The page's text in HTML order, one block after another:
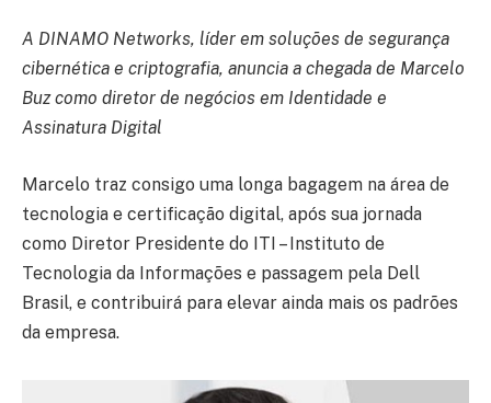
A DINAMO Networks, líder em soluções de segurança
cibernética e criptografia, anuncia a chegada de Marcelo
Buz como diretor de negócios em Identidade e
Assinatura Digital
Marcelo traz consigo uma longa bagagem na área de
tecnologia e certificação digital, após sua jornada
como Diretor Presidente do ITI – Instituto de
Tecnologia da Informações e passagem pela Dell
Brasil, e contribuirá para elevar ainda mais os padrões
da empresa.